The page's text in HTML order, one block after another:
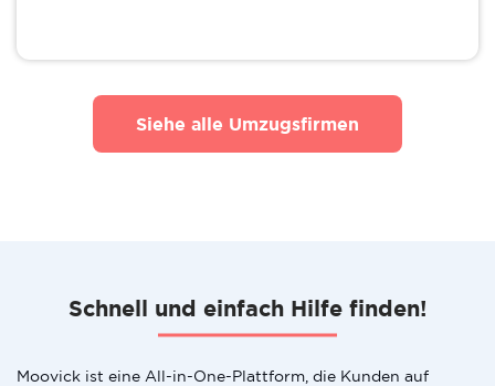
Siehe alle Umzugsfirmen
Schnell und einfach Hilfe finden!
Moovick ist eine All-in-One-Plattform, die Kunden auf